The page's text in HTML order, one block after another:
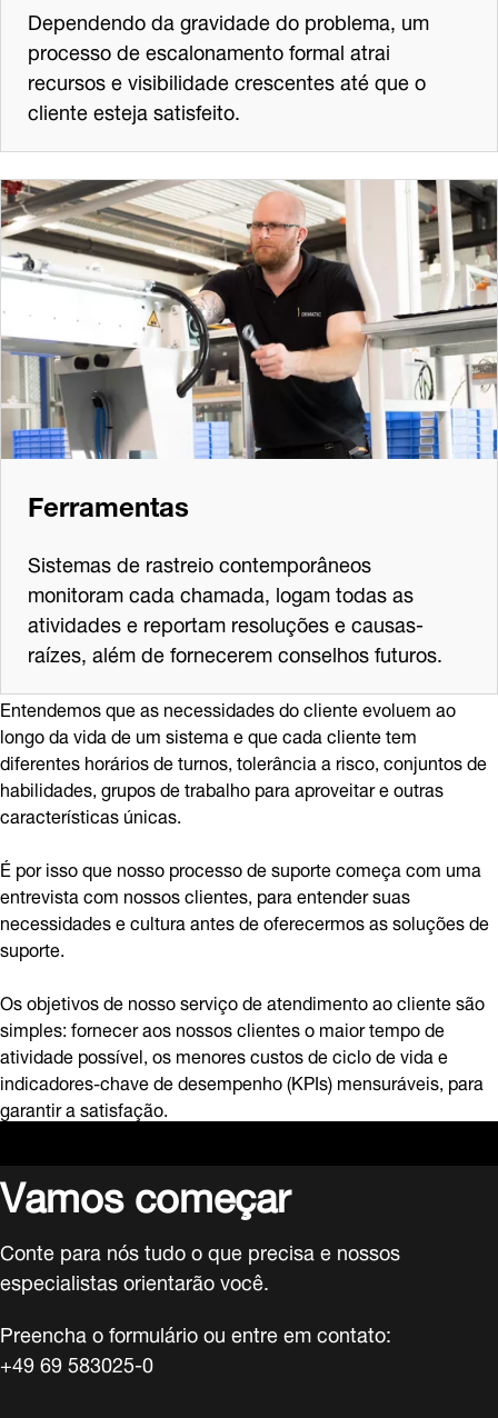
Dependendo da gravidade do problema, um
processo de escalonamento formal atrai
recursos e visibilidade crescentes até que o
cliente esteja satisfeito.
Ferramentas
Sistemas de rastreio contemporâneos
monitoram cada chamada, logam todas as
atividades e reportam resoluções e causas-
raízes, além de fornecerem conselhos futuros.
Entendemos que as necessidades do cliente evoluem ao
longo da vida de um sistema e que cada cliente tem
diferentes horários de turnos, tolerância a risco, conjuntos de
habilidades, grupos de trabalho para aproveitar e outras
características únicas.
É por isso que nosso processo de suporte começa com uma
entrevista com nossos clientes, para entender suas
necessidades e cultura antes de oferecermos as soluções de
suporte.
Os objetivos de nosso serviço de atendimento ao cliente são
simples: fornecer aos nossos clientes o maior tempo de
atividade possível, os menores custos de ciclo de vida e
indicadores-chave de desempenho (KPIs) mensuráveis, para
garantir a satisfação.
Vamos começar
Conte para nós tudo o que precisa e nossos
especialistas orientarão você.
Preencha o formulário ou entre em contato:
+49 69 583025-0